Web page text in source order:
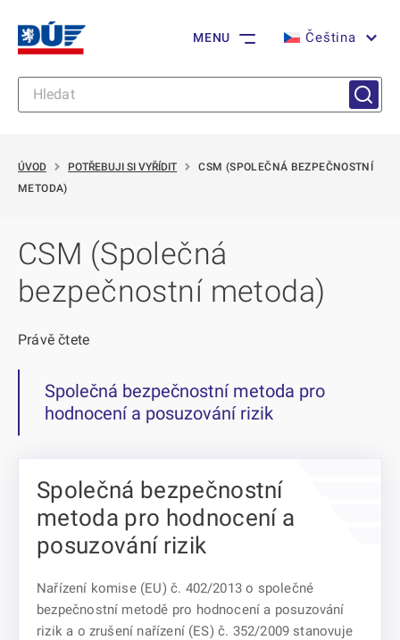
MENU Čeština
ÚVOD POTŘEBUJI SI VYŘÍDIT
CSM (SPOLEČNÁ BEZPEČNOSTNÍ
METODA)
CSM (Společná
bezpečnostní metoda)
Společná bezpečnostní
metoda pro hodnocení a
posuzování rizik
Nařízení komise (EU) č. 402/2013 o společné
bezpečnostní metodě pro hodnocení a posuzování
rizik a o zrušení nařízení (ES) č. 352/2009 stanovuje
Právě čtete
Společná bezpečnostní metoda pro
hodnocení a posuzování rizik